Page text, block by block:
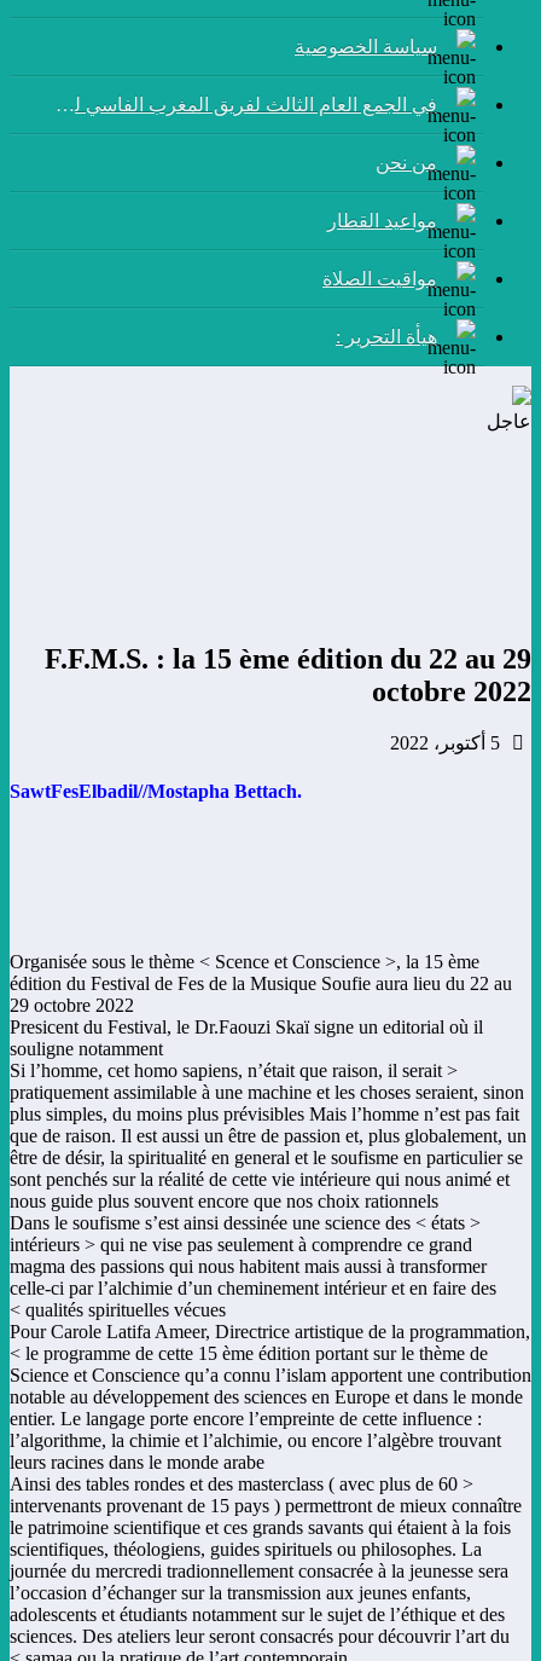
سياسة الخصوصية
في الجمع العام الثالث لفريق المغرب الفاسي لكرة القدم:
من نحن
مواعيد القطار
مواقيت الصلاة
هيأة التحرير :
عاجل
F.F.M.S. : la 15 ème édition du 22 au 29
octobre 2022
5 أكتوبر، 2022
.SawtFesElbadil//Mostapha Bettach
Organisée sous le thème < Scence et Conscience >, la 15 ème
édition du Festival de Fes de la Musique Soufie aura lieu du 22 au
29 octobre 2022
Presicent du Festival, le Dr.Faouzi Skaï signe un editorial où il
souligne notamment
< Si l’homme, cet homo sapiens, n’était que raison, il serait
pratiquement assimilable à une machine et les choses seraient, sinon
plus simples, du moins plus prévisibles Mais l’homme n’est pas fait
que de raison. Il est aussi un être de passion et, plus globalement, un
être de désir, la spiritualité en general et le soufisme en particulier se
sont penchés sur la réalité de cette vie intérieure qui nous animé et
nous guide plus souvent encore que nos choix rationnels
< Dans le soufisme s’est ainsi dessinée une science des < états
intérieurs > qui ne vise pas seulement à comprendre ce grand
magma des passions qui nous habitent mais aussi à transformer
celle-ci par l’alchimie d’un cheminement intérieur et en faire des
qualités spirituelles vécues >
Pour Carole Latifa Ameer, Directrice artistique de la programmation,
< le programme de cette 15 ème édition portant sur le thème de
Science et Conscience qu’a connu l’islam apportent une contribution
notable au développement des sciences en Europe et dans le monde
entier. Le langage porte encore l’empreinte de cette influence :
l’algorithme, la chimie et l’alchimie, ou encore l’algèbre trouvant
leurs racines dans le monde arabe
< Ainsi des tables rondes et des masterclass ( avec plus de 60
intervenants provenant de 15 pays ) permettront de mieux connaître
le patrimoine scientifique et ces grands savants qui étaient à la fois
scientifiques, théologiens, guides spirituels ou philosophes. La
journée du mercredi tradionnellement consacrée à la jeunesse sera
l’occasion d’échanger sur la transmission aux jeunes enfants,
adolescents et étudiants notamment sur le sujet de l’éthique et des
sciences. Des ateliers leur seront consacrés pour découvrir l’art du